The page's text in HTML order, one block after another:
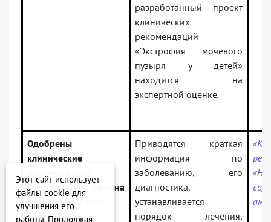
разработанный проект
клинических
рекомендаций
«Экстрофия мочевого
пузыря у детей»
находится на
экспертной оценке.
Одобрены
клинические
«Нарушение обмена
серосодержащих
аминокислот
Приводятся краткая
информация по
заболеванию, его
диагностика,
устанавливается
порядок лечения,
Этот сайт использует
файлы cookie для
улучшения его
работы. Продолжая